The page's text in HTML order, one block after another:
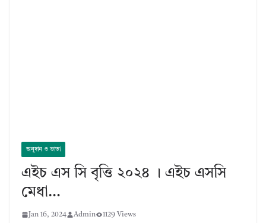
অনুদান ও ভাতা
এইচ এস সি বৃত্তি ২০২৪ । এইচ এসসি
মেধা…
Jan 16, 2024 Admin 1129 Views